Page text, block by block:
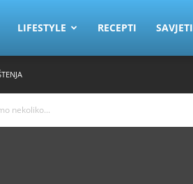
LIFESTYLE RECEPTI SAVJETI
nekoliko...